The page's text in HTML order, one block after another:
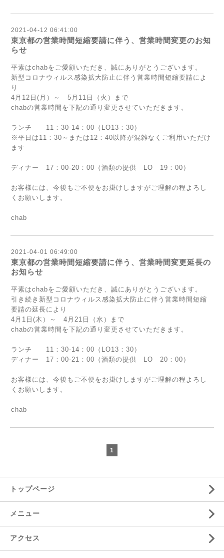
2021-04-12 06:41:00
東京都の営業時間短縮要請に伴う、営業時間変更のお知
らせ
平素はchabをご愛顧いただき、誠にありがとうございます。
新型コロナウィルス感染拡大防止に伴う営業時間短縮要請によ
り
4月12日(月）～ 5月11日（火）まで
chabの営業時間を下記の通り変更させていただきます。
ランチ 11：30-14：00（LO13：30）
※平日は11：30～または12：40以降が混雑なくご利用いただけ
ます
ディナー 17：00-20：00（酒類の提供 LO 19：00）
お客様には、今後もご不便をお掛けしますがご理解の程よろし
くお願いします。
chab
2021-04-01 06:49:00
東京都の営業時間短縮要請に伴う、営業時間変更延長の
お知らせ
平素はchabをご愛顧いただき、誠にありがとうございます。
引き続き新型コロナウィルス感染拡大防止に伴う営業時間短縮
要請の延長により
4月1日(木）～ 4月21日（水）まで
chabの営業時間を下記の通り変更させていただきます。
ランチ 11：30-14：00（LO13：30）
ディナー 17：00-21：00（酒類の提供 LO 20：00）
お客様には、今後もご不便をお掛けしますがご理解の程よろし
くお願いします。
chab
1
トップページ
メニュー
アクセス